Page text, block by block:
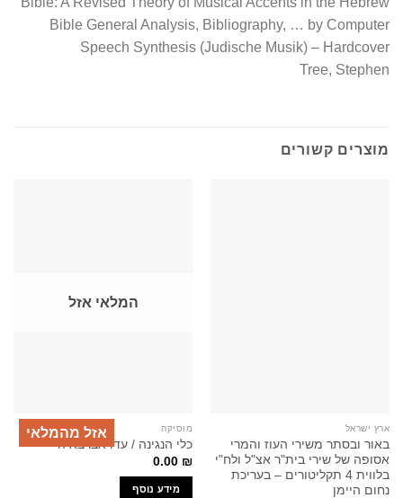
Bible General Analysis, Bibliography, … by Computer
Speech Synthesis (Judische Musik) – Hardcover
Tree, Stephen
מוצרים קשורים
ארץ ישראל
באור ובסתר משירי העוז והמרי
אסופה של שירי בית"ר אצ"ל ולח"י
בלווית 4 תקליטורים – בעריכת
נחום היימן
המלאי אזל
אזל מהמלאי מוסיקה
כלי הנגינה / עדו אברבאיה
0.00 ₪
מידע נוסף